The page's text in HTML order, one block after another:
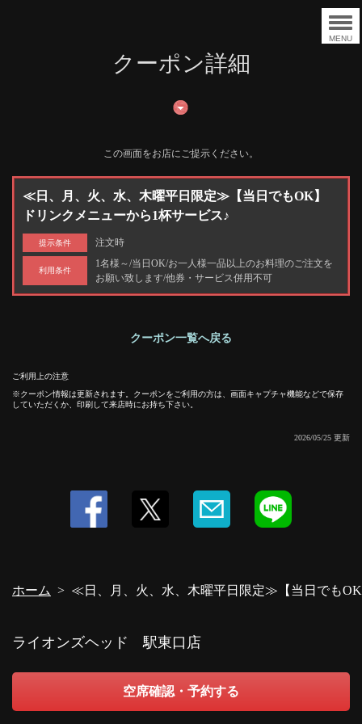
MENU
クーポン詳細
この画面をお店にご提示ください。
≪日、月、火、水、木曜平日限定≫【当日でもOK】
ドリンクメニューから1杯サービス♪
提示条件 注文時
利用条件
1名様～/当日OK/お一人様一品以上のお料理のご注文を
お願い致します/他券・サービス併用不可
クーポン一覧へ戻る
ご利用上の注意
クーポン情報は更新されます。クーポンをご利用の方は、画面キャプチャ機能などで保存
していただくか、印刷して来店時にお持ち下さい。
2026/05/25 更新
ホーム ≪日、月、火、水、木曜平日限定≫【当日でも
この店舗情報をシェアする
栃木県宇都宮市東宿郷２-3-3
https://lionsheadutsnomiyahigashi.owst.jp/coupons/6909341
閉じる
ライオンズヘッド 駅東口店
空席確認・予約する